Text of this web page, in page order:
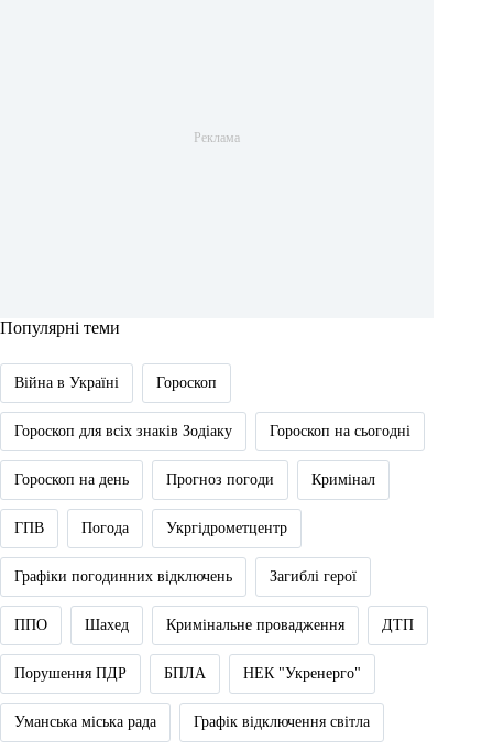
Популярні теми
Війна в Україні Гороскоп
Гороскоп для всіх знаків Зодіаку Гороскоп на сьогодні
Гороскоп на день Прогноз погоди Кримінал
ГПВ Погода Укргідрометцентр
Графіки погодинних відключень Загиблі герої
ППО Шахед Кримінальне провадження ДТП
Порушення ПДР БПЛА НЕК "Укренерго"
Уманська міська рада Графік відключення світла